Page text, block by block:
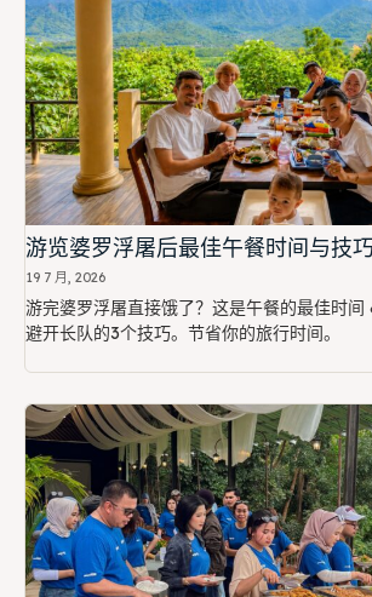
游览婆罗浮屠后最佳午餐时间与技
19 7 月, 2026
游完婆罗浮屠直接饿了？这是午餐的最佳时
避开长队的3个技巧。节省你的旅行时间。